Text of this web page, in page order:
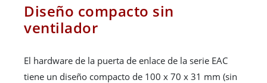
Diseño compacto sin
ventilador
El hardware de la puerta de enlace de la serie EAC
tiene un diseño compacto de 100 x 70 x 31 mm (sin